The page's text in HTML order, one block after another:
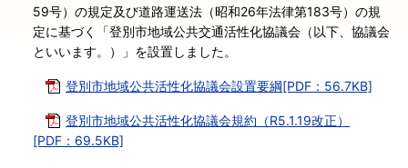
59号）の規定及び道路運送法（昭和26年法律第183号）の規
定に基づく「登別市地域公共交通活性化協議会（以下、協議会
といいます。）」を設置しました。
登別市地域公共活性化協議会設置要綱[PDF：56.7KB]
登別市地域公共活性化協議会規約（R5.1.19改正）
[PDF：69.5KB]